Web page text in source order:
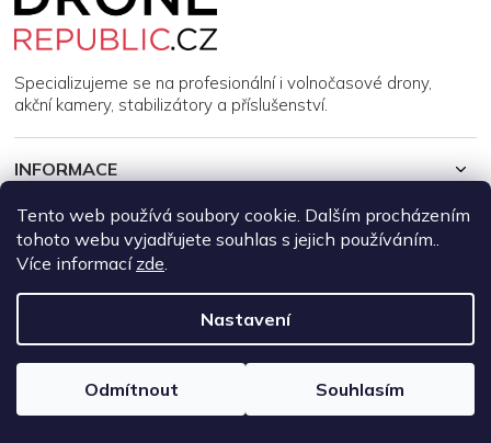
Tento web používá soubory cookie. Dalším procházením
tohoto webu vyjadřujete souhlas s jejich používáním..
Více informací zde.
Nastavení
Odmítnout Souhlasím
Specializujeme se na profesionální i volnočasové drony,
akční kamery, stabilizátory a příslušenství.
INFORMACE
MŮJ ÚČET
Copyright 2026DroneRepublic.cz. Všechna práva vyhrazena.
Upravit nastavení cookies